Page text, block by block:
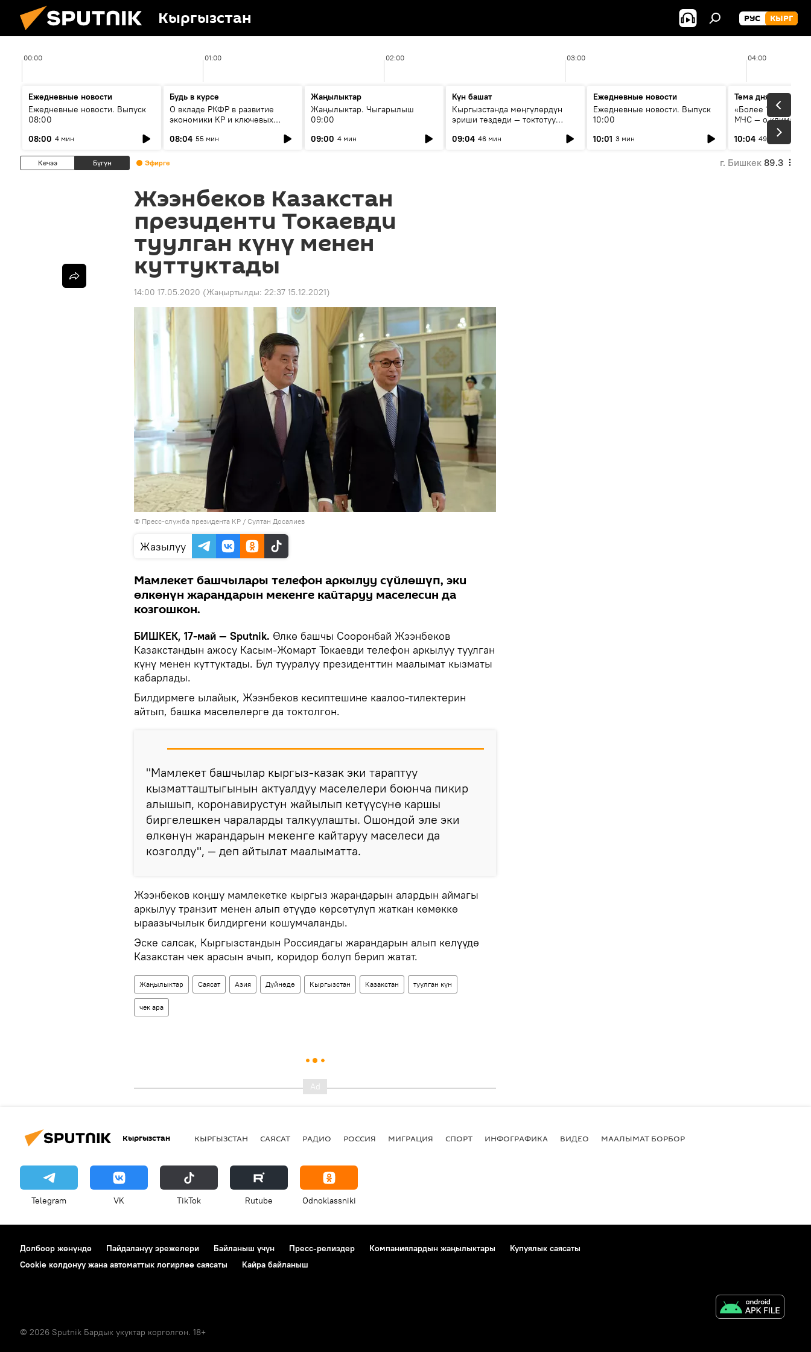
Кыргызстан РУС КЫРГ
00:00 01:00 02:00 03:00 04:00
Ежедневные новости
Ежедневные новости. Выпуск
08:00
08:00 4 мин
Будь в курсе
О вкладе РКФР в развитие
экономики КР и ключевых
08:04 55 мин
Жаңылыктар
Жаңылыктар. Чыгарылыш
09:00
09:00 4 мин
Күн башат
Кыргызстанда мөңгүлөрдүн
эриши тездеди — токтотуу
09:04 46 мин
Ежедневные новости
Ежедневные новости. Выпуск
10:00
10:01 3 мин
Тема дня
«Более 1200 сёл в
МЧС — о климате,
системе
населения
10:04 49 мин
Кечээ Бүгүн Эфирге г. Бишкек 89.3
Жээнбеков Казакстан
президенти Токаевди
туулган күнү менен
куттуктады
14:00 17.05.2020 (Жаңыртылды: 22:37 15.12.2021)
© Пресс-служба президента КР / Султан Досалиев
Жазылуу
Мамлекет башчылары телефон аркылуу сүйлөшүп, эки
өлкөнүн жарандарын мекенге кайтаруу маселесин да
козгошкон.
БИШКЕК, 17-май — Sputnik. Өлкө башчы Сооронбай Жээнбеков
Казакстандын ажосу Касым-Жомарт Токаевди телефон аркылуу туулган
күнү менен куттуктады. Бул тууралуу президенттин маалымат кызматы
кабарлады.
Билдирмеге ылайык, Жээнбеков кесиптешине каалоо-тилектерин
айтып, башка маселелерге да токтолгон.
"Мамлекет башчылар кыргыз-казак эки тараптуу
кызматташтыгынын актуалдуу маселелери боюнча пикир
алышып, коронавирустун жайылып кетүүсүнө каршы
биргелешкен чараларды талкуулашты. Ошондой эле эки
өлкөнүн жарандарын мекенге кайтаруу маселеси да
козголду", — деп айтылат маалыматта.
Жээнбеков коңшу мамлекетке кыргыз жарандарын алардын аймагы
аркылуу транзит менен алып өтүүдө көрсөтүлүп жаткан көмөккө
ыраазычылык билдиргени кошумчаланды.
Эске салсак, Кыргызстандын Россиядагы жарандарын алып келүүдө
Казакстан чек арасын ачып, коридор болуп берип жатат.
Жаңылыктар Саясат Азия Дүйнөдө Кыргызстан Казакстан туулган күн
чек ара
Кыргызстан КЫРГЫЗСТАН САЯСАТ РАДИО РОССИЯ МИГРАЦИЯ СПОРТ ИНФОГРАФИКА ВИДЕО МААЛЫМАТ БОРБОР
Telegram VK ТikТоk Rutube Odnoklassniki
Долбоор жөнүндө Пайдалануу эрежелери Байланыш үчүн Пресс-релиздер Компаниялардын жаңылыктары
Купуялык саясаты
Cookie колдонуу жана автоматтык логирлөө саясаты
Кайра байланыш
© 2026 Sputnik Бардык укуктар корголгон. 18+